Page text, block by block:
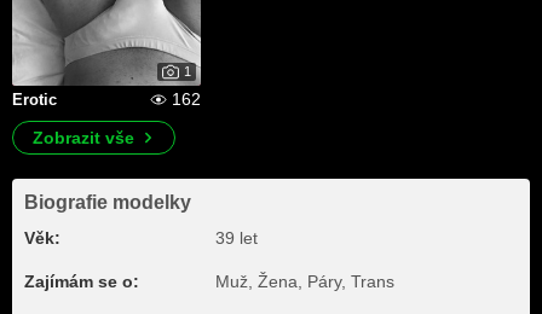
1
Erotic
162
Zobrazit vše
Biografie modelky
Věk: 39 let
Zajímám se o: Muž, Žena, Páry, Trans